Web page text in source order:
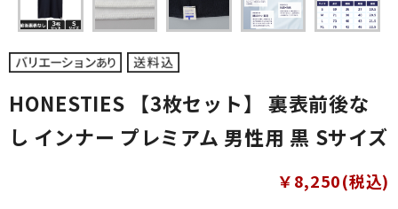
HONESTIES 【3枚セット】 裏表前後な
し インナー プレミアム 男性用 黒 Sサイズ
￥8,250(税込)